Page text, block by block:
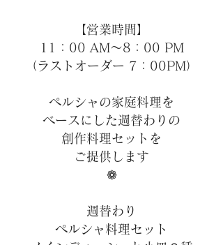
【営業時間】
11：00 AM～8 ：00 PM
​（ラストオーダー 7：00PM）
ペルシャの家庭料理を
ベースにした週替わりの
創作料理セットを
ご提供します
❁
週替わり
ペルシャ料理セット